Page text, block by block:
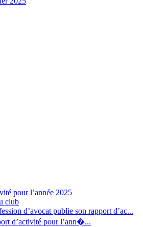
pour l’année 2025
club
d’avocat publie son rapport d’ac...
d’activité pour l’ann�...